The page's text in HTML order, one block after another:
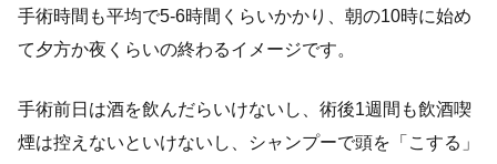
手術時間も平均で5-6時間くらいかかり、朝の10時に始め
て夕方か夜くらいの終わるイメージです。
手術前日は酒を飲んだらいけないし、術後1週間も飲酒喫
煙は控えないといけないし、シャンプーで頭を「こする」